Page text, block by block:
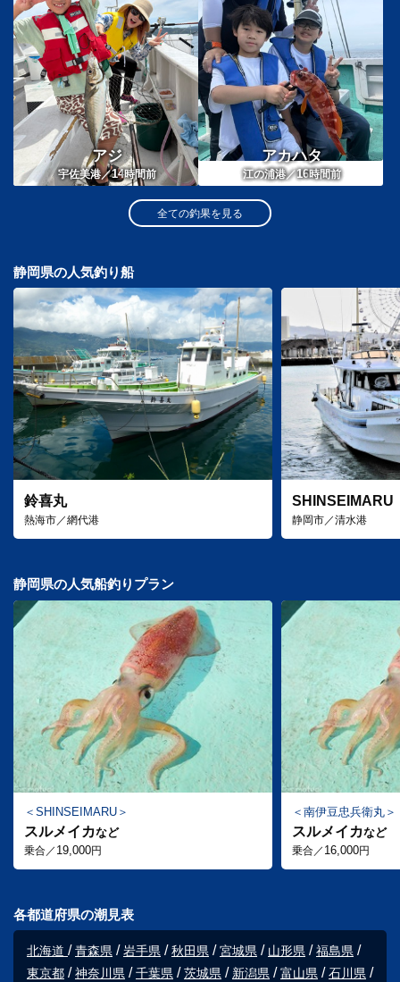
アジ
宇佐美港／14時間前
アカハタ
江の浦港／16時間前
全ての釣果を見る
静岡県の人気釣り船
鈴喜丸
熱海市／網代港
SHINSEIMARU
静岡市／清水港
静岡県の人気船釣りプラン
SHINSEIMARU
スルメイカなど
乗合／ 19,000円
南伊豆忠兵衛丸
スルメイカなど
乗合／ 16,000円
各都道府県の潮見表
北海道 青森県 岩手県 秋田県 宮城県 山形県
福島県
東京都
神奈川県 千葉県 茨城県 新潟県 富山県
石川県